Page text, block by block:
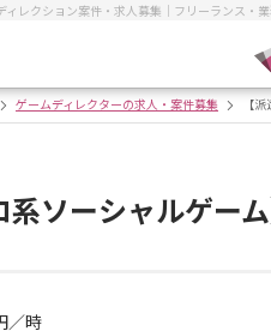
ィレクション案件・求人募集｜フリーランス・
ゲームディレクターの求人・案件募集 【
系ソーシャルゲー
／時